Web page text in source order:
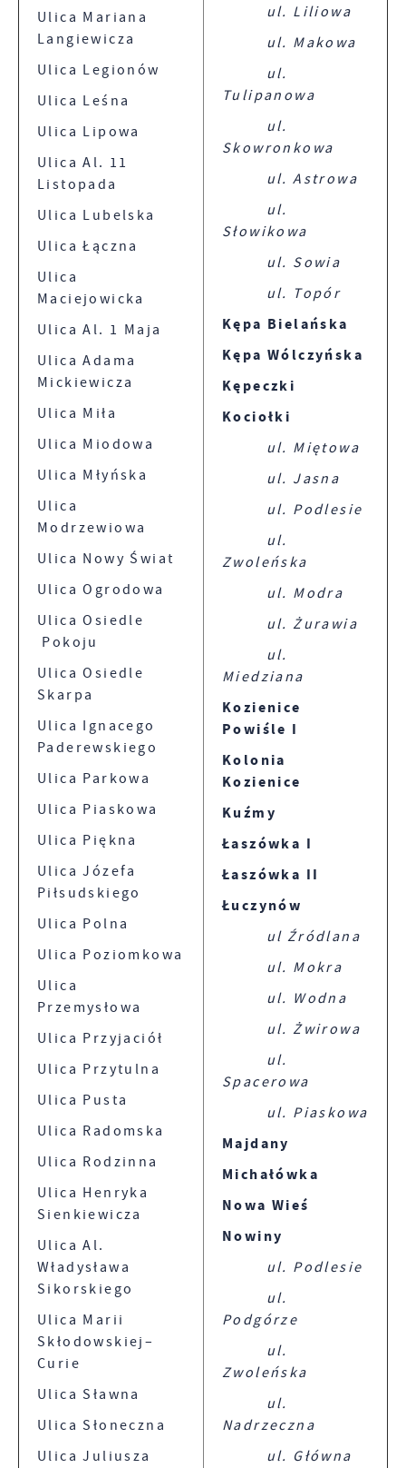
Ulica Mariana
Langiewicza
Ulica Legionów
Ulica Leśna
Ulica Lipowa
Ulica Al. 11
Listopada
Ulica Lubelska
Ulica Łączna
Ulica
Maciejowicka
Ulica Al. 1 Maja
Ulica Adama
Mickiewicza
Ulica Miła
Ulica Miodowa
Ulica Młyńska
Ulica
Modrzewiowa
Ulica Nowy Świat
Ulica Ogrodowa
Ulica Osiedle
Pokoju
Ulica Osiedle
Skarpa
Ulica Ignacego
Paderewskiego
Ulica Parkowa
Ulica Piaskowa
Ulica Piękna
Ulica Józefa
Piłsudskiego
Ulica Polna
Ulica Poziomkowa
Ulica
Przemysłowa
Ulica Przyjaciół
Ulica Przytulna
Ulica Pusta
Ulica Radomska
Ulica Rodzinna
Ulica Henryka
Sienkiewicza
Ulica Al.
Władysława
Sikorskiego
Ulica Marii
Skłodowskiej–
Curie
Ulica Sławna
Ulica Słoneczna
Ulica Juliusza
ul. Liliowa
ul. Makowa
ul.
Tulipanowa
ul.
Skowronkowa
ul. Astrowa
ul.
Słowikowa
ul. Sowia
ul. Topór
Kępa Bielańska
Kępa Wólczyńska
Kępeczki
Kociołki
ul. Miętowa
ul. Jasna
ul. Podlesie
ul.
Zwoleńska
ul. Modra
ul. Żurawia
ul.
Miedziana
Kozienice
Powiśle I
Kolonia
Kozienice
Kuźmy
Łaszówka I
Łaszówka II
Łuczynów
ul Źródlana
ul. Mokra
ul. Wodna
ul. Żwirowa
ul.
Spacerowa
ul. Piaskowa
Majdany
Michałówka
Nowa Wieś
Nowiny
ul. Podlesie
ul.
Podgórze
ul.
Zwoleńska
ul.
Nadrzeczna
ul. Główna